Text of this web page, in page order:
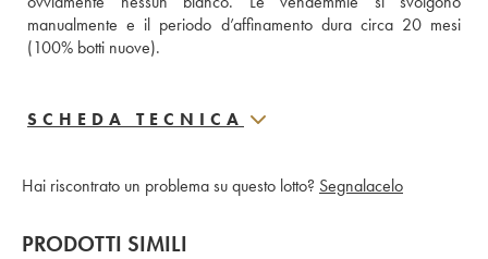
manualmente e il periodo d’affinamento dura circa 20 mesi
(100% botti nuove).
SCHEDA TECNICA
Hai riscontrato un problema su questo lotto? Segnalacelo
PRODOTTI SIMILI